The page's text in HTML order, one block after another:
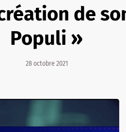
de
Populi »
28 octobre 2021